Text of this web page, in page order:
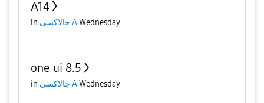
A14
in جالاكسى AWednesday
one ui 8.5
in جالاكسى AWednesday